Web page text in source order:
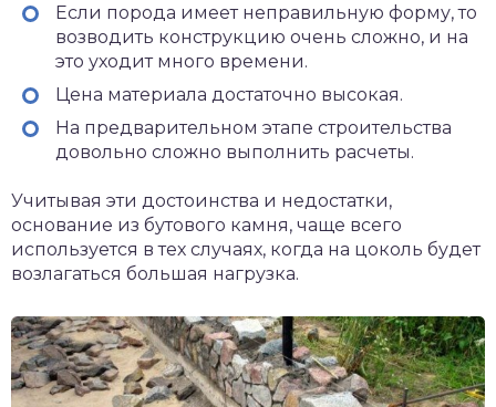
Если порода имеет неправильную форму, то
возводить конструкцию очень сложно, и на
это уходит много времени.
Цена материала достаточно высокая.
На предварительном этапе строительства
довольно сложно выполнить расчеты.
Учитывая эти достоинства и недостатки,
основание из бутового камня, чаще всего
используется в тех случаях, когда на цоколь будет
возлагаться большая нагрузка.